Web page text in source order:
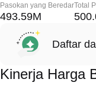
Pasokan yang Beredar
493.59M
Total
Daftar
Kinerja Harga